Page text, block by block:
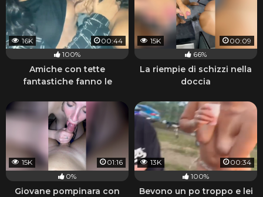
16K
00:44
100%
Amiche con tette
fantastiche fanno le
15K
00:09
66%
La riempie di schizzi nella
doccia
15K
01:16
0%
Giovane pompinara con
13K
00:34
100%
Bevono un po troppo e lei